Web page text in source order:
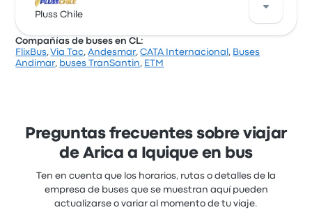
estar.
buses de Cikbus Elité. La empresa ofrece 2 salidas
$ 14.748 y el viaje más corto dura alrededor de 4
horas 51 minutos. Cikbus Elité te lleva a donde
quieres ir por un precio justo.
Pluss Chile
Una buena manera de viajar en esta ruta es con los
quieres ir por un precio justo.
Compañías de buses en CL:
FlixBus,Via Tac,Andesmar,CATA Internacional , Buses
Andimar, buses TranSantin, ETM
Preguntas frecuentes sobre viajar
de Arica a Iquique en bus
Ten en cuenta que los horarios, rutas o detalles de la
empresa de buses que se muestran aquí pueden
actualizarse o variar al momento de tu viaje.